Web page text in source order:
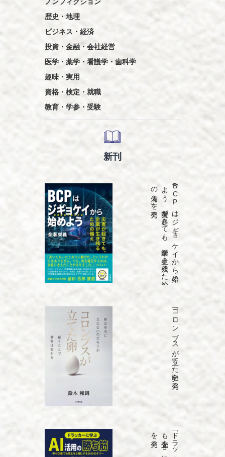
歴史・地理
ビジネス・経済
投資・金融・会社経営
医学・薬学・看護学・歯科学
趣味・実用
資格・検定・就職
教育・学参・受験
新刊
「B
C
P
は
ジ
ギ
ョ
ケ
イ
か
ら
始め
よ
う
災害が
起き
て
も
、
企業が
生き
残る
た
め
の
備え
」を
発売
「コロンブスが立てた卵」を発売
発売